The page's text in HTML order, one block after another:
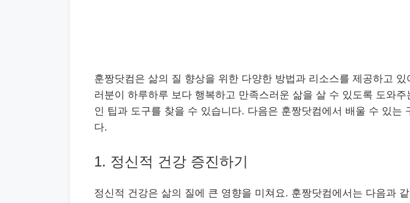
훈짱닷컴은 삶의 질 향상을 위한 다양한 방법과 리소스를 제공하고 있
러분이 하루하루 보다 행복하고 만족스러운 삶을 살 수 있도록 도와주
인 팁과 도구를 찾을 수 있습니다. 다음은 훈짱닷컴에서 배울 수 있는
다.
1. 정신적 건강 증진하기
정신적 건강은 삶의 질에 큰 영향을 미쳐요. 훈짱닷컴에서는 다음과